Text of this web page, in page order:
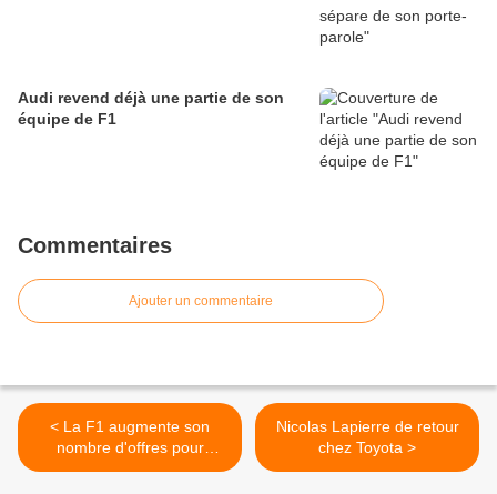
Audi revend déjà une partie de son
équipe de F1
Commentaires
Ajouter un commentaire
< La F1 augmente son
nombre d'offres pour
accéder au paddock
Nicolas Lapierre de retour
chez Toyota >